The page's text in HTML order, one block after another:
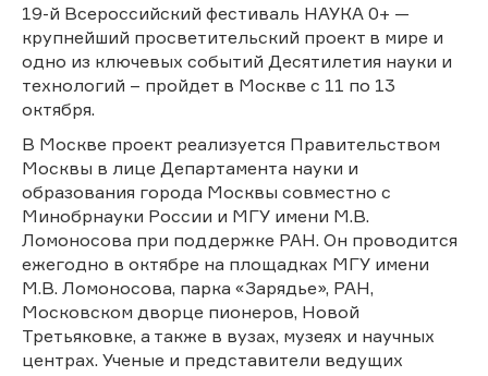
19-й Всероссийский фестиваль НАУКА 0+ —
крупнейший просветительский проект в мире и
одно из ключевых событий Десятилетия науки и
технологий – пройдет в Москве с 11 по 13
октября.
В Москве проект реализуется Правительством
Москвы в лице Департамента науки и
образования города Москвы совместно с
Минобрнауки России и МГУ имени М.В.
Ломоносова при поддержке РАН. Он проводится
ежегодно в октябре на площадках МГУ имени
М.В. Ломоносова, парка «Зарядье», РАН,
Московском дворце пионеров, Новой
Третьяковке, а также в вузах, музеях и научных
центрах. Ученые и представители ведущих